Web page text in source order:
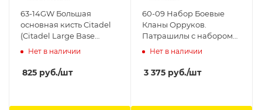
63-14GW Большая
основная кисть Citadel
(Citadel Large Base
Brush) Citadel
Нет в наличии
825 руб./шт
60-09 Набор Боевые
Кланы Орруков.
Патрашилы с набором
красок (Orruk Warclans
Games Workshop
Нет в наличии
3 375 руб./шт